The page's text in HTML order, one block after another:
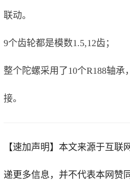
联动。
9个齿轮都是模数1.5,12齿；
整个陀螺采用了10个R188轴
接。
【速加声明】 本文来源于互联
递更多信息，并不代表本网赞